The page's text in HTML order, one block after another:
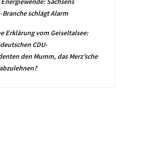
schlägt Alarm
Erklärung vom Geiseltalsee:
CDU-
den Mumm, das Merz’sche